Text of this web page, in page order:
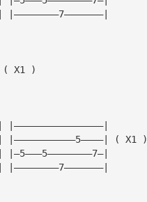
|————————7———————|
( X1 )
|————————————————|
|———————————5————| ( X1 )
|—5———5————————7—|
|————————7———————|